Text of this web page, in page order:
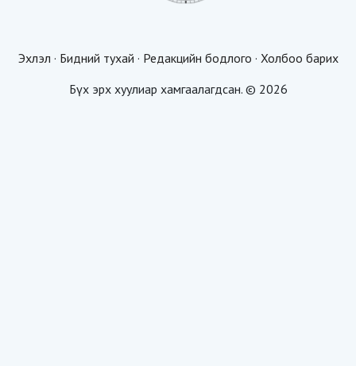
Эхлэл · Бидний тухай · Редакцийн бодлого · Холбоо барих
Бүх эрх хуулиар хамгаалагдсан. © 2026